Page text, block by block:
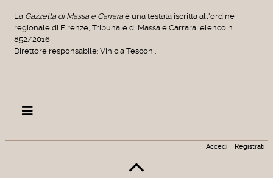
La Gazzetta di Massa e Carraraè una testata iscritta all'ordine
regionale di Firenze, Tribunale di Massa e Carrara, elenco n.
852/2016
Direttore responsabile: Vinicia Tesconi.
Accedi Registrati